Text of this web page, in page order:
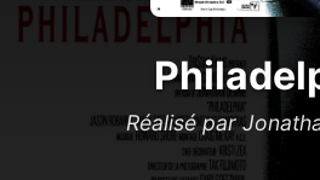
Réalisé par